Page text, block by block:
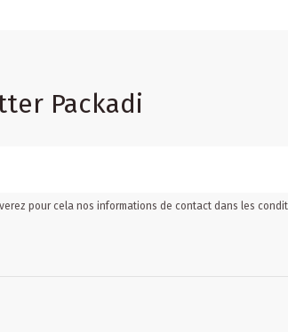
Packadi
pour cela nos informations de contact dans les